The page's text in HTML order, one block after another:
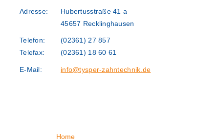
Adresse:
Hubertusstraße 41 a
45657 Recklinghausen
Telefon:
(02361) 27 857
Telefax:
(02361) 18 60 61
E-Mail: info@tysper-zahntechnik.de
Home